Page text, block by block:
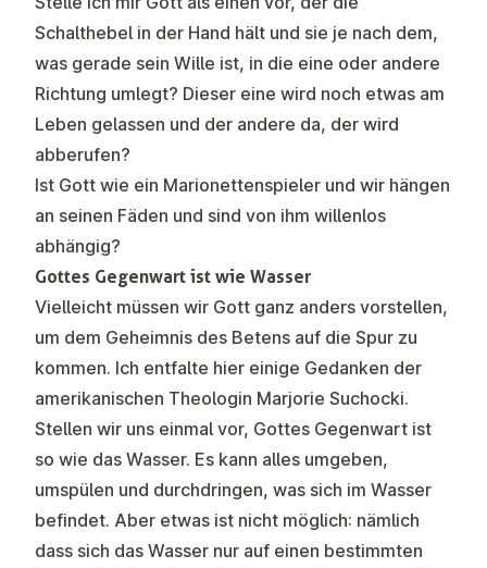
Schalthebel in der Hand hält und sie je nach dem,
was gerade sein Wille ist, in die eine oder andere
Richtung umlegt? Dieser eine wird noch etwas am
Leben gelassen und der andere da, der wird
abberufen?
Ist Gott wie ein Marionettenspieler und wir hängen
an seinen Fäden und sind von ihm willenlos
abhängig?
Gottes Gegenwart ist wie Wasser
Vielleicht müssen wir Gott ganz anders vorstellen,
um dem Geheimnis des Betens auf die Spur zu
kommen. Ich entfalte hier einige Gedanken der
amerikanischen Theologin Marjorie Suchocki.
Stellen wir uns einmal vor, Gottes Gegenwart ist
so wie das Wasser. Es kann alles umgeben,
umspülen und durchdringen, was sich im Wasser
befindet. Aber etwas ist nicht möglich: nämlich
dass sich das Wasser nur auf einen bestimmten